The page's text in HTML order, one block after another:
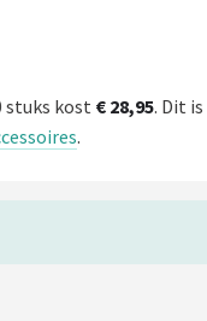
stuks kost € 28,95. Dit is
.